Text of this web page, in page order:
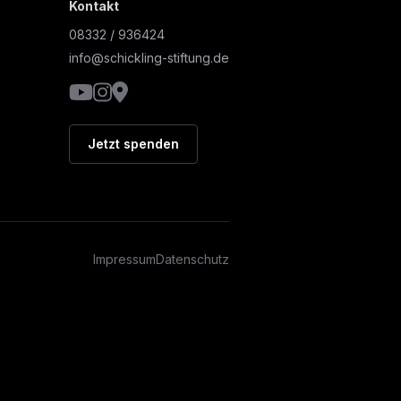
Kontakt
08332 / 936424
info@schickling-stiftung.de
YouTube
Instagram
Google Maps
Jetzt spenden
ImpressumDatenschutz